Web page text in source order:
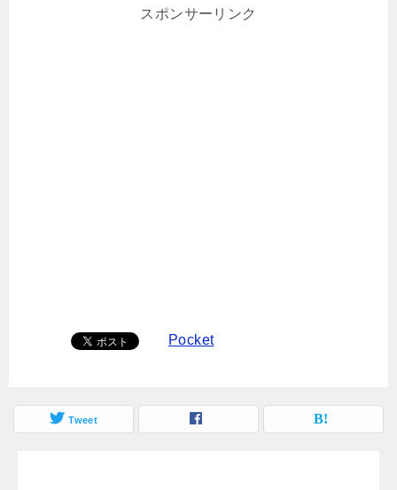
スポンサーリンク
Pocket
Tweet